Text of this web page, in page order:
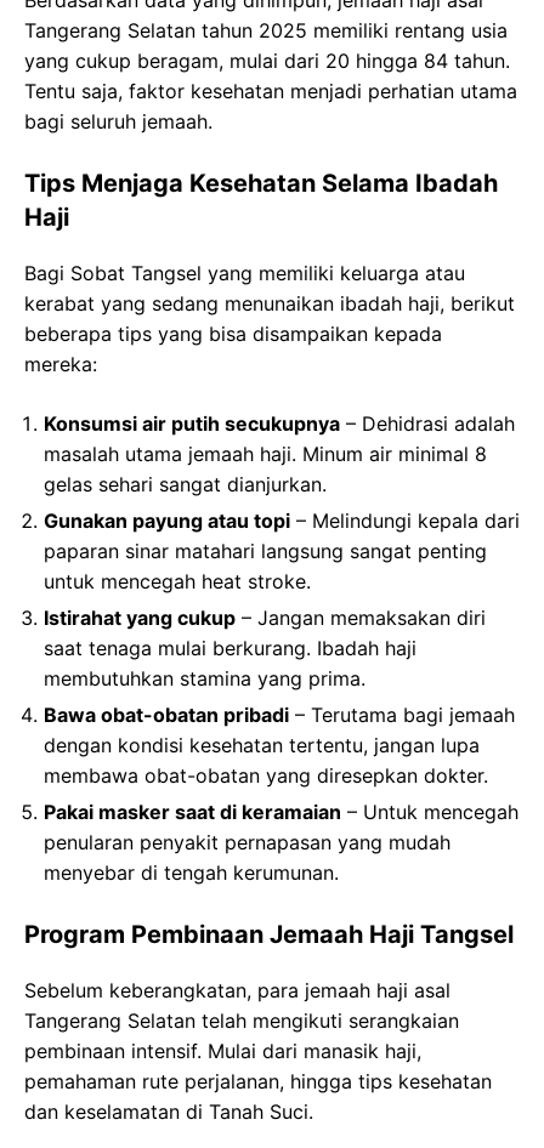
Tangerang Selatan tahun 2025 memiliki rentang usia
yang cukup beragam, mulai dari 20 hingga 84 tahun.
Tentu saja, faktor kesehatan menjadi perhatian utama
bagi seluruh jemaah.
Tips Menjaga Kesehatan Selama Ibadah
Haji
Bagi Sobat Tangsel yang memiliki keluarga atau
kerabat yang sedang menunaikan ibadah haji, berikut
beberapa tips yang bisa disampaikan kepada
mereka:
Konsumsi air putih secukupnya – Dehidrasi adalah
masalah utama jemaah haji. Minum air minimal 8
gelas sehari sangat dianjurkan.
Gunakan payung atau topi – Melindungi kepala dari
paparan sinar matahari langsung sangat penting
untuk mencegah heat stroke.
Istirahat yang cukup – Jangan memaksakan diri
saat tenaga mulai berkurang. Ibadah haji
membutuhkan stamina yang prima.
Bawa obat-obatan pribadi – Terutama bagi jemaah
dengan kondisi kesehatan tertentu, jangan lupa
membawa obat-obatan yang diresepkan dokter.
Pakai masker saat di keramaian – Untuk mencegah
penularan penyakit pernapasan yang mudah
menyebar di tengah kerumunan.
Program Pembinaan Jemaah Haji Tangsel
Sebelum keberangkatan, para jemaah haji asal
Tangerang Selatan telah mengikuti serangkaian
pembinaan intensif. Mulai dari manasik haji,
pemahaman rute perjalanan, hingga tips kesehatan
dan keselamatan di Tanah Suci.